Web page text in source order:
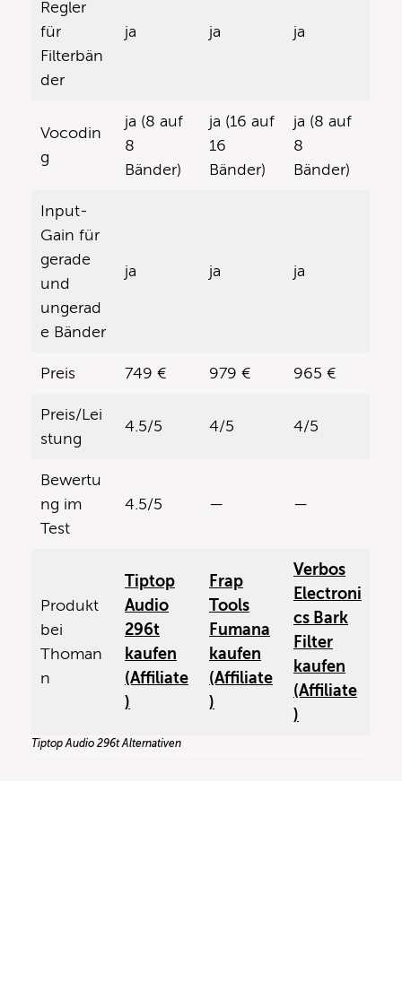
Regler
für
Filterbän
der
ja ja ja
Vocodin
g
ja (8 auf
8
Bänder)
ja (16 auf
16
Bänder)
ja (8 auf
8
Bänder)
Input-
Gain für
gerade
und
ungerad
e Bänder
ja ja ja
Preis 749 € 979 € 965 €
Preis/Lei
stung
4.5/5 4/5 4/5
Bewertu
ng im
Test
4.5/5 — —
Produkt
bei
Thoman
n
Tiptop
Audio
296t
kaufen
(Affiliate
)
Frap
Tools
Fumana
kaufen
(Affiliate
)
Verbos
Electroni
cs Bark
Filter
kaufen
(Affiliate
)
Tiptop Audio 296t Alternativen